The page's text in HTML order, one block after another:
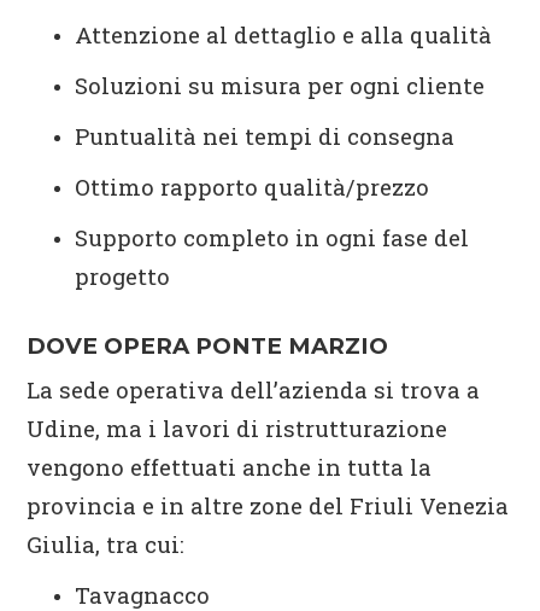
Attenzione al dettaglio e alla qualità
Soluzioni su misura per ogni cliente
Puntualità nei tempi di consegna
Ottimo rapporto qualità/prezzo
Supporto completo in ogni fase del
progetto
DOVE OPERA PONTE MARZIO
La sede operativa dell’azienda si trova a
Udine, ma i lavori di ristrutturazione
vengono effettuati anche in tutta la
provincia e in altre zone del Friuli Venezia
Giulia, tra cui:
Tavagnacco